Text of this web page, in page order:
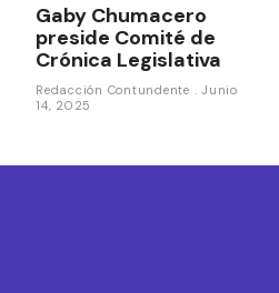
Gaby Chumacero
preside Comité de
Crónica Legislativa
Redacción Contundente
Junio
14, 2025